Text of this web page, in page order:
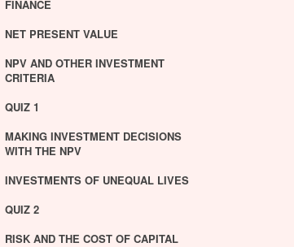
FINANCE
NET PRESENT VALUE
NPV AND OTHER INVESTMENT
CRITERIA
QUIZ 1
MAKING INVESTMENT DECISIONS
WITH THE NPV
INVESTMENTS OF UNEQUAL LIVES
QUIZ 2
RISK AND THE COST OF CAPITAL